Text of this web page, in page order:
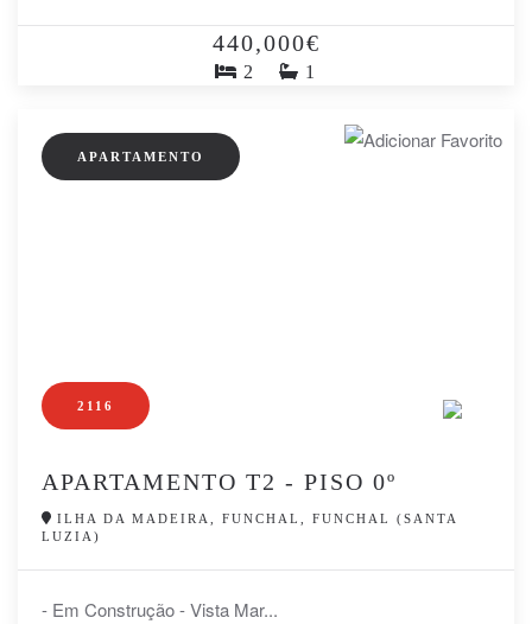
440,000€
2 1
2116
APARTAMENTO
APARTAMENTO T2 - PISO 0º
ILHA DA MADEIRA, FUNCHAL, FUNCHAL (SANTA
LUZIA)
- Em Construção - Vista Mar...